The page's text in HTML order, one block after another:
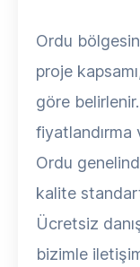
Ordu
proje
göre
fiyatlandırma
Ordu
kalite
Ücretsiz
bizimle